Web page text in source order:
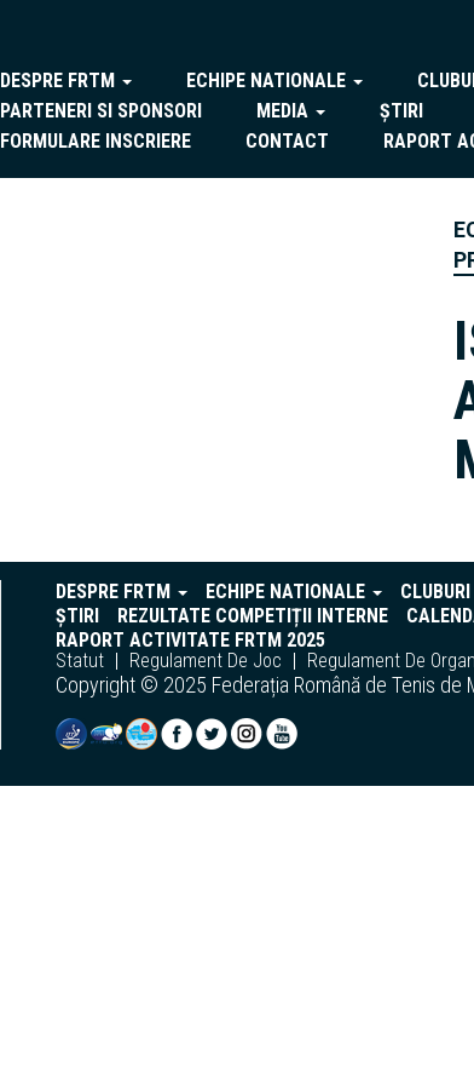
DESPRE FRTM ECHIPE NATIONALE
PARTENERI SI SPONSORI
MEDIA ȘTIRI
FORMULARE INSCRIERE
CONTACT RAPORT
DESPRE FRTM ECHIPE NATIONALE CLUBURI
ȘTIRI
REZULTATE COMPETIȚII INTERNE
RAPORT ACTIVITATE FRTM 2025
Statut
Regulament De Joc Regulament De
Copyright © 2025 Federația Română de Tenis de